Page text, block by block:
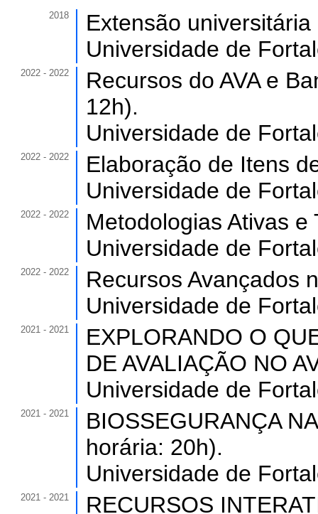
2018
Extensão
Universidade de
2022 - 2022
Recursos do AVA e
12h).
Universidade de
2022 - 2022
Elaboração de Itens
Universidade de
2022 - 2022
Metodologias Ativas
Universidade de
2022 - 2022
Recursos Avançados
Universidade de
2021 - 2021
EXPLORANDO O
DE AVALIAÇÃO NO
Universidade de
2021 - 2021
BIOSSEGURANÇA
horária: 20h).
Universidade de
2021 - 2021
RECURSOS